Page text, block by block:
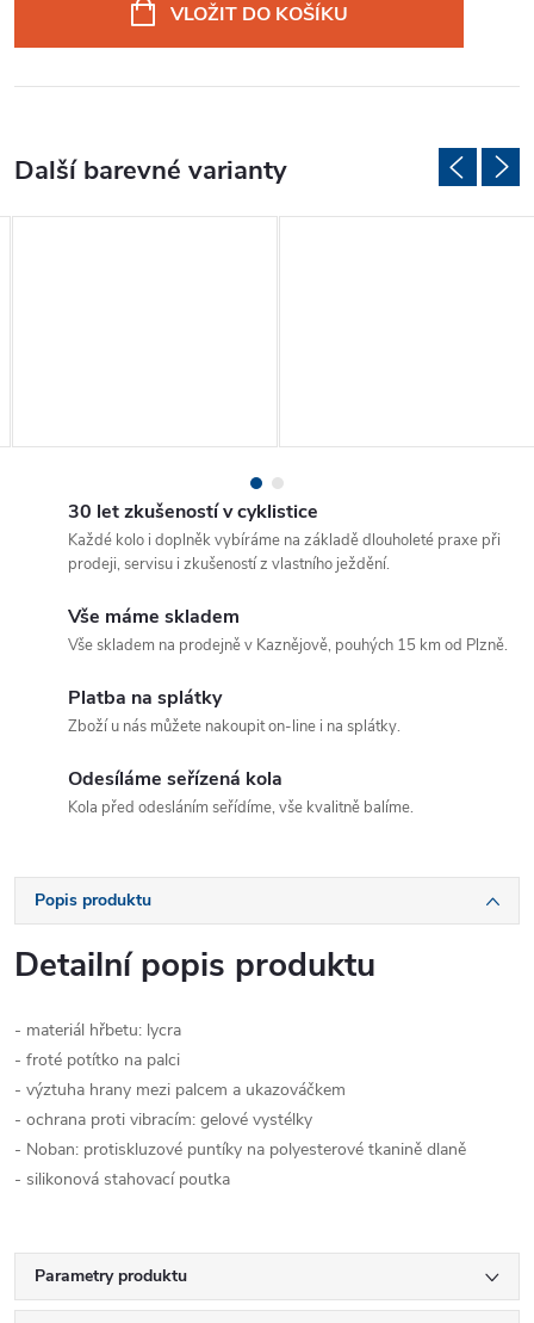
VLOŽIT DO KOŠÍKU
30 let zkušeností v cyklistice
Každé kolo i doplněk vybíráme na základě dlouholeté praxe při
prodeji, servisu i zkušeností z vlastního ježdění.
Vše máme skladem
Vše skladem na prodejně v Kaznějově, pouhých 15 km od Plzně.
Platba na splátky
Zboží u nás můžete nakoupit on-line i na splátky.
Odesíláme seřízená kola
Kola před odesláním seřídíme, vše kvalitně balíme.
Popis produktu
Detailní popis produktu
- materiál hřbetu: lycra
- froté potítko na palci
- výztuha hrany mezi palcem a ukazováčkem
- ochrana proti vibracím: gelové vystélky
- Noban: protiskluzové puntíky na polyesterové tkanině dlaně
- silikonová stahovací poutka
Parametry produktu